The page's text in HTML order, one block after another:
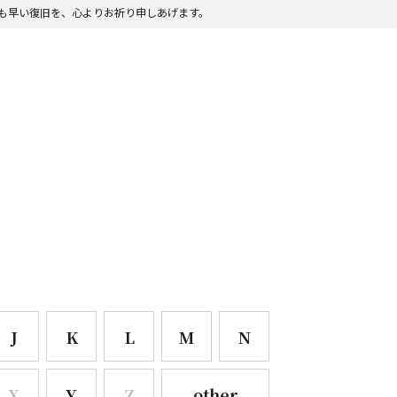
い復旧を、心よりお祈り申しあげます。
い復旧を、心よりお祈り申しあげます。
J K L M N